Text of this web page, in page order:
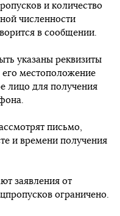
и количество
численности
в сообщении.
указаны реквизиты
его местоположение
лицо для получения
письмо,
и времени получения
заявления от
ограничено.